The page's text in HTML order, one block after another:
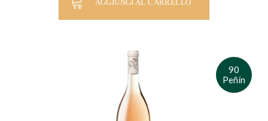
AGGIUNGI AL CARRELLO
90
Peñín